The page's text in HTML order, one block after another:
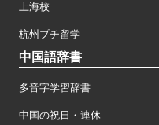
上海校
杭州プチ留学
中国語辞書
多音字学習辞書
中国の祝日・連休